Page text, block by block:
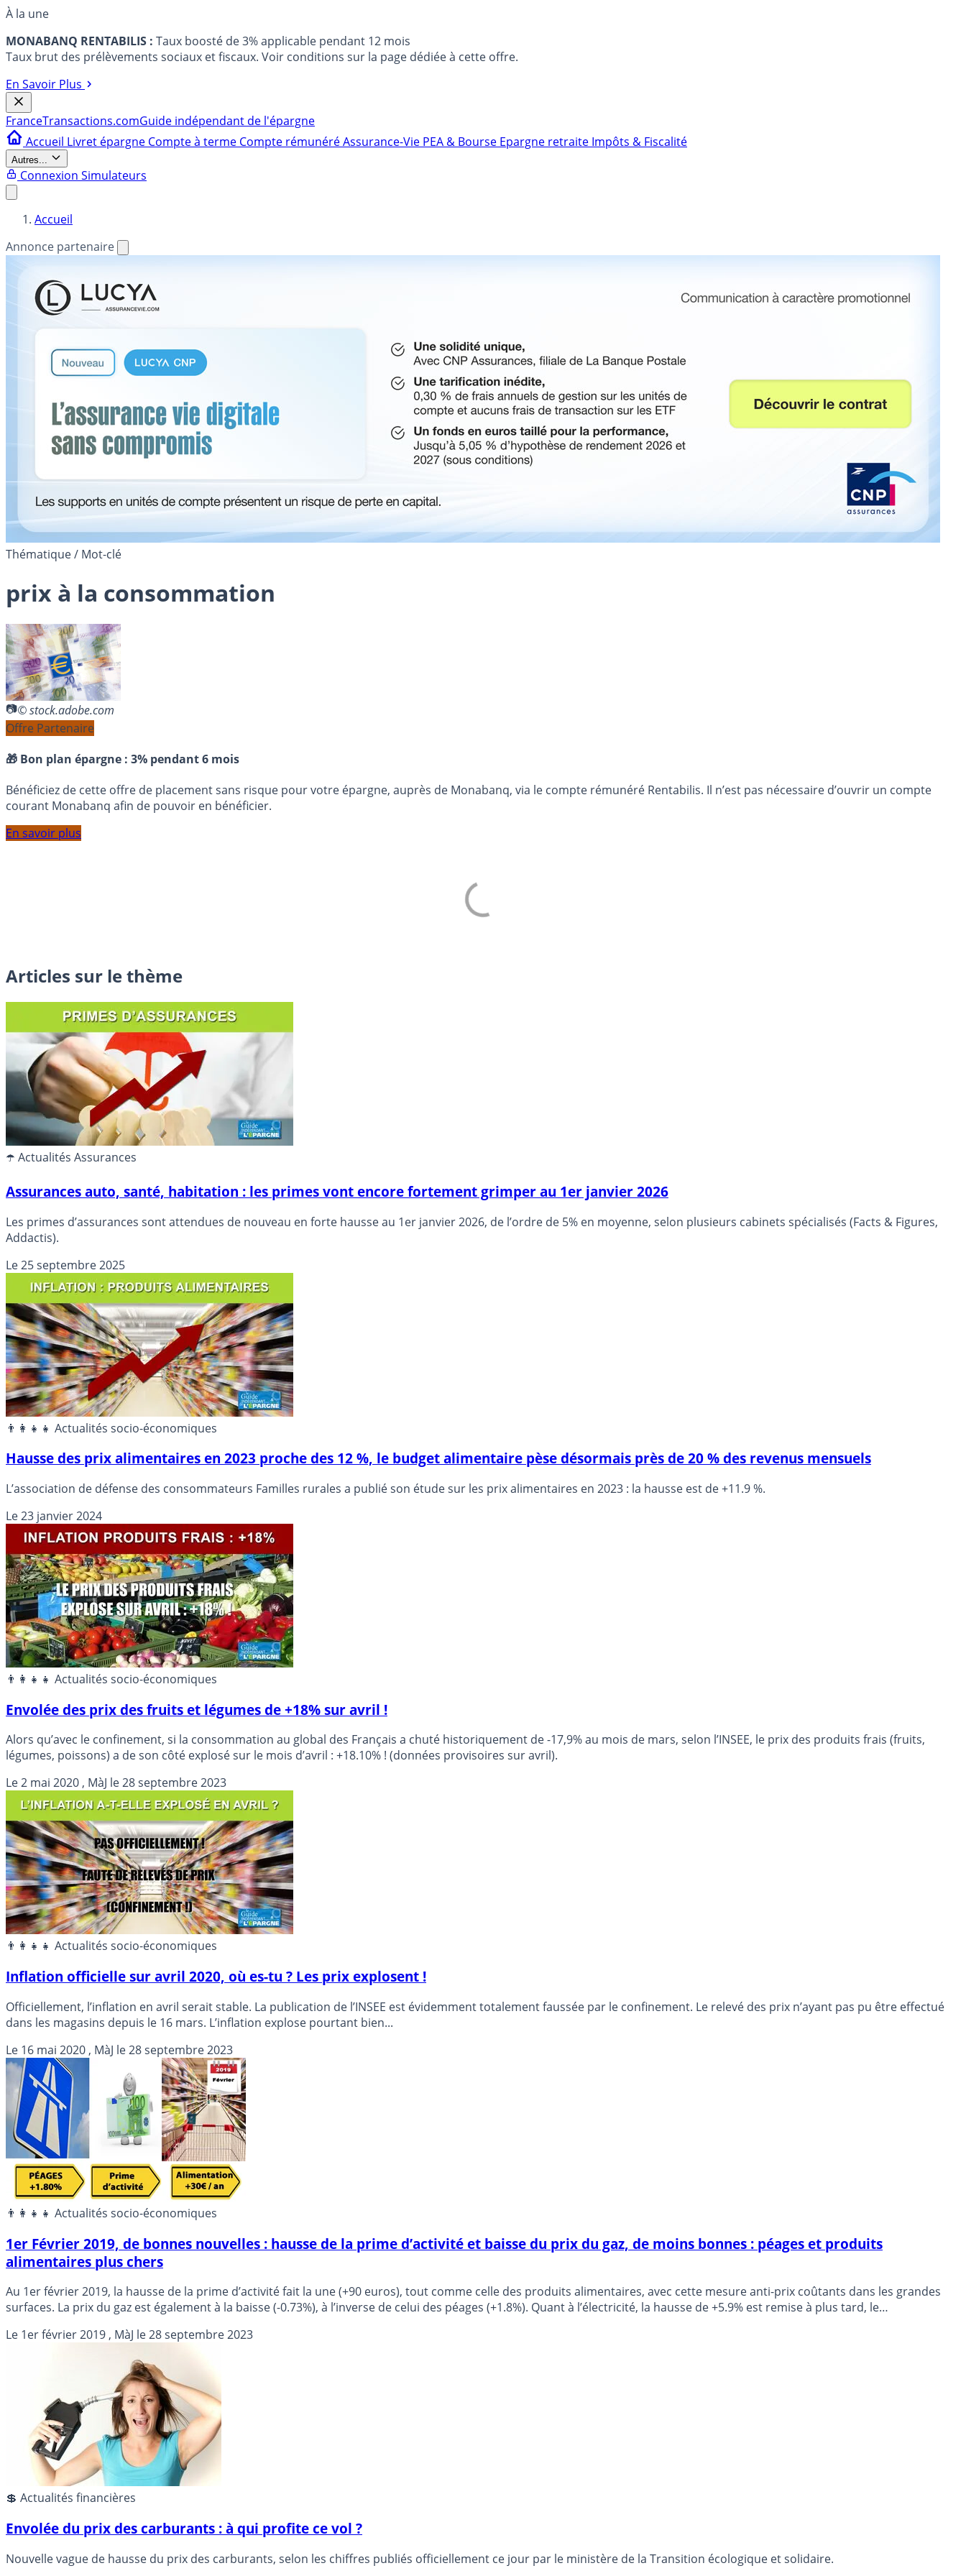
À la une
MONABANQ RENTABILIS : Taux boosté de 3% applicable pendant 12 mois
Taux brut des prélèvements sociaux et fiscaux. Voir conditions sur la page dédiée à cette offre.
En Savoir Plus
FranceTransactions.comGuide indépendant de l'épargne
Accueil Livret épargne Compte à terme Compte rémunéréAssurance-Vie PEA & Bourse Epargne retraite Impôts & Fiscalité
Autres...
Connexion Simulateurs
Accueil
Annonce partenaire
Thématique / Mot-clé
prix à la consommation
© stock.adobe.com
Offre Partenaire
🎁 Bon plan épargne : 3% pendant 6 mois
Bénéficiez de cette offre de placement sans risque pour votre épargne, auprès de Monabanq, via le compte rémunéré Rentabilis. Il n’est pas nécessaire d’ouvrir un compte
courant Monabanq afin de pouvoir en bénéficier.
En savoir plus
Articles sur le thème
☂️ Actualités Assurances
Assurances auto, santé, habitation : les primes vont encore fortement grimper au 1er janvier 2026
Les primes d’assurances sont attendues de nouveau en forte hausse au 1er janvier 2026, de l’ordre de 5% en moyenne, selon plusieurs cabinets spécialisés (Facts & Figures,
Addactis).
Le25 septembre 2025
👨‍👩‍👧‍👧 Actualités socio-économiques
Hausse des prix alimentaires en 2023 proche des 12 %, le budget alimentaire pèse désormais près de 20 % des revenus mensuels
L’association de défense des consommateurs Familles rurales a publié son étude sur les prix alimentaires en 2023 : la hausse est de +11.9 %.
Le23 janvier 2024
👨‍👩‍👧‍👧 Actualités socio-économiques
Envolée des prix des fruits et légumes de +18% sur avril !
Alors qu’avec le confinement, si la consommation au global des Français a chuté historiquement de -17,9% au mois de mars, selon l’INSEE, le prix des produits frais (fruits,
légumes, poissons) a de son côté explosé sur le mois d’avril : +18.10% ! (données provisoires sur avril).
Le2 mai 2020, MàJ le28 septembre 2023
👨‍👩‍👧‍👧 Actualités socio-économiques
Inflation officielle sur avril 2020, où es-tu ? Les prix explosent !
Officiellement, l’inflation en avril serait stable. La publication de l’INSEE est évidemment totalement faussée par le confinement. Le relevé des prix n’ayant pas pu être effectué
dans les magasins depuis le 16 mars. L’inflation explose pourtant bien...
Le 16 mai 2020 , MàJ le28 septembre 2023
👨‍👩‍👧‍👧 Actualités socio-économiques
1er Février 2019, de bonnes nouvelles : hausse de la prime d’activité et baisse du prix du gaz, de moins bonnes : péages et produits
alimentaires plus chers
Au 1er février 2019, la hausse de la prime d’activité fait la une (+90 euros), tout comme celle des produits alimentaires, avec cette mesure anti-prix coûtants dans les grandes
surfaces. La prix du gaz est également à la baisse (-0.73%), à l’inverse de celui des péages (+1.8%). Quant à l’électricité, la hausse de +5.9% est remise à plus tard, le
Le 1er février 2019 , MàJ le28 septembre 2023
💲 Actualités financières
Envolée du prix des carburants : à qui profite ce vol ?
Nouvelle vague de hausse du prix des carburants, selon les chiffres publiés officiellement ce jour par le ministère de la Transition écologique et solidaire.